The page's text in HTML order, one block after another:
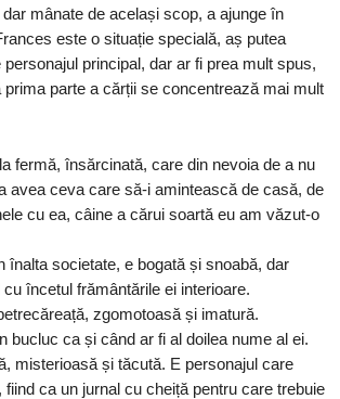
mânate de același scop, a ajunge în
este o situație specială, aș putea
principal, dar ar fi prea mult spus,
parte a cărții se concentrează mai mult
fermă, însărcinată, care din nevoia de a nu
avea ceva care să-i amintească de casă, de
cu ea, câine a cărui soartă eu am văzut-o
înalta societate, e bogată și snoabă, dar
încetul frământările ei interioare.
zgomotoasă și imatură.
bucluc ca și când ar fi al doilea nume al ei.
misterioasă și tăcută. E personajul care
fiind ca un jurnal cu cheiță pentru care trebuie